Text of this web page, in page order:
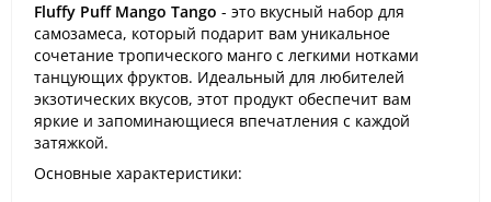
Fluffy Puff Mango Tango - это вкусный набор для
самозамеса, который подарит вам уникальное
сочетание тропического манго с легкими нотками
танцующих фруктов. Идеальный для любителей
экзотических вкусов, этот продукт обеспечит вам
яркие и запоминающиеся впечатления с каждой
затяжкой.
Основные характеристики: